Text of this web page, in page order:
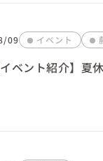
09 イベント
イベント紹介】夏